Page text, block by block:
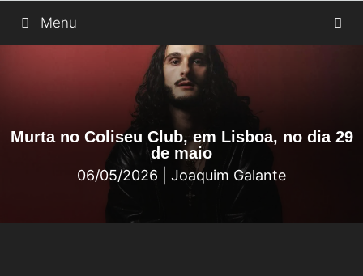
para
Menu
Murta no Coliseu Club, em Lisboa, no dia 29
de maio
06/05/2026 Joaquim Galante